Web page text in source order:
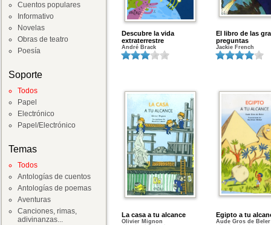
Cuentos populares
Informativo
Novelas
Obras de teatro
Poesía
Soporte
Todos
Papel
Electrónico
Papel/Electrónico
Temas
Todos
Antologías de cuentos
Antologías de poemas
Aventuras
Canciones, rimas,
adivinanzas...
Descubre la vida
extraterrestre
André Brack
El libro de las
preguntas
Jackie French
La casa a tu alcance
Olivier Mignon
Egipto a tu
Aude Gros de Beler